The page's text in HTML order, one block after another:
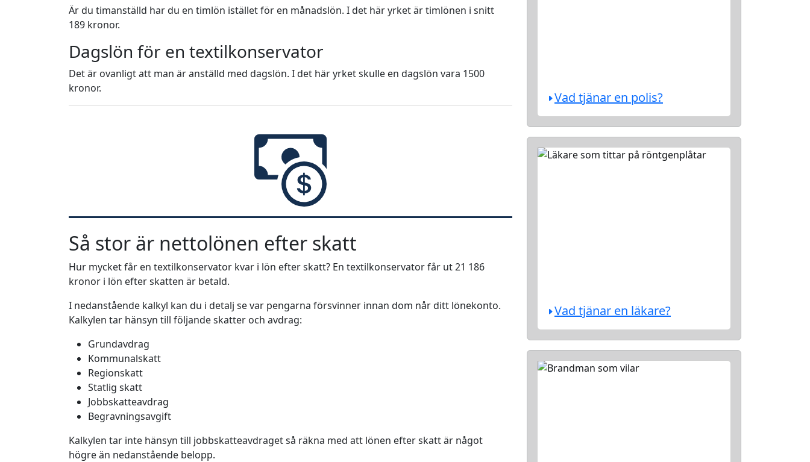
Är du timanställd har du en timlön istället för en månadslön. I det här yrket är timlönen i snitt
189 kronor.
Dagslön för en textilkonservator
Det är ovanligt att man är anställd med dagslön. I det här yrket skulle en dagslön vara 1500
kronor.
Så stor är nettolönen efter skatt
Hur mycket får en textilkonservator kvar i lön efter skatt? En textilkonservator får ut 21 186
kronor i lön efter skatten är betald.
I nedanstående kalkyl kan du i detalj se var pengarna försvinner innan dom når ditt lönekonto.
Kalkylen tar hänsyn till följande skatter och avdrag:
Grundavdrag
Kommunalskatt
Regionskatt
Statlig skatt
Jobbskatteavdrag
Begravningsavgift
Kalkylen tar inte hänsyn till jobbskatteavdraget så räkna med att lönen efter skatt är något
högre än nedanstående belopp.
Vad tjänar en polis?
Vad tjänar en läkare?